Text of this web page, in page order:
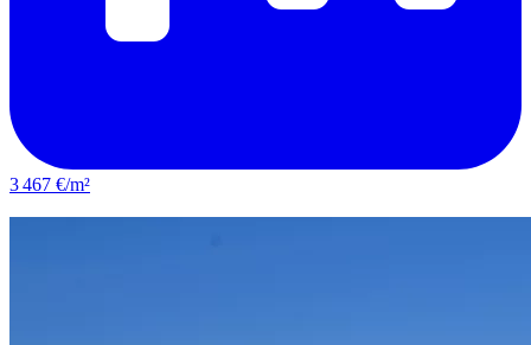
3 467 €/m²